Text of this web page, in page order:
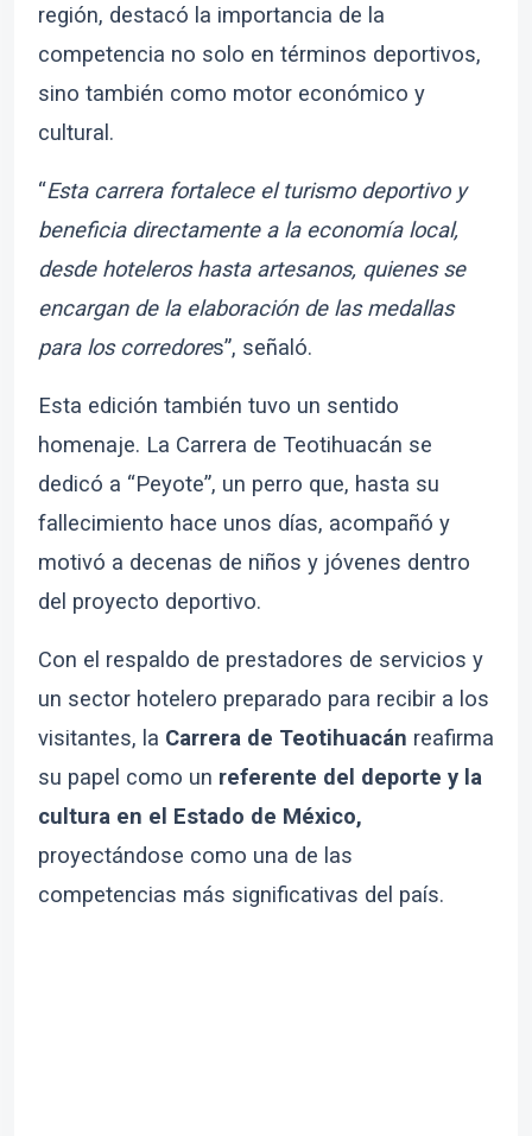
región, destacó la importancia de la
competencia no solo en términos deportivos,
sino también como motor económico y
cultural.
“Esta carrera fortalece el turismo deportivo y
beneficia directamente a la economía local,
desde hoteleros hasta artesanos, quienes se
encargan de la elaboración de las medallas
para los corredores”, señaló.
Esta edición también tuvo un sentido
homenaje. La Carrera de Teotihuacán se
dedicó a “Peyote”, un perro que, hasta su
fallecimiento hace unos días, acompañó y
motivó a decenas de niños y jóvenes dentro
del proyecto deportivo.
Con el respaldo de prestadores de servicios y
un sector hotelero preparado para recibir a los
visitantes, la Carrera de Teotihuacán reafirma
su papel como un referente del deporte y la
cultura en el Estado de México,
proyectándose como una de las
competencias más significativas del país.